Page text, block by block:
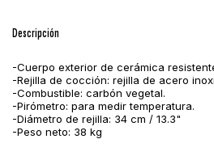
Descripción
-Cuerpo exterior de cerámica
-Rejilla de cocción: rejilla de acero
-Combustible: carbón vegetal.
-Pirómetro: para medir temperatura.
-Diámetro de rejilla: 34 cm / 13.3"
-Peso neto: 38 kg